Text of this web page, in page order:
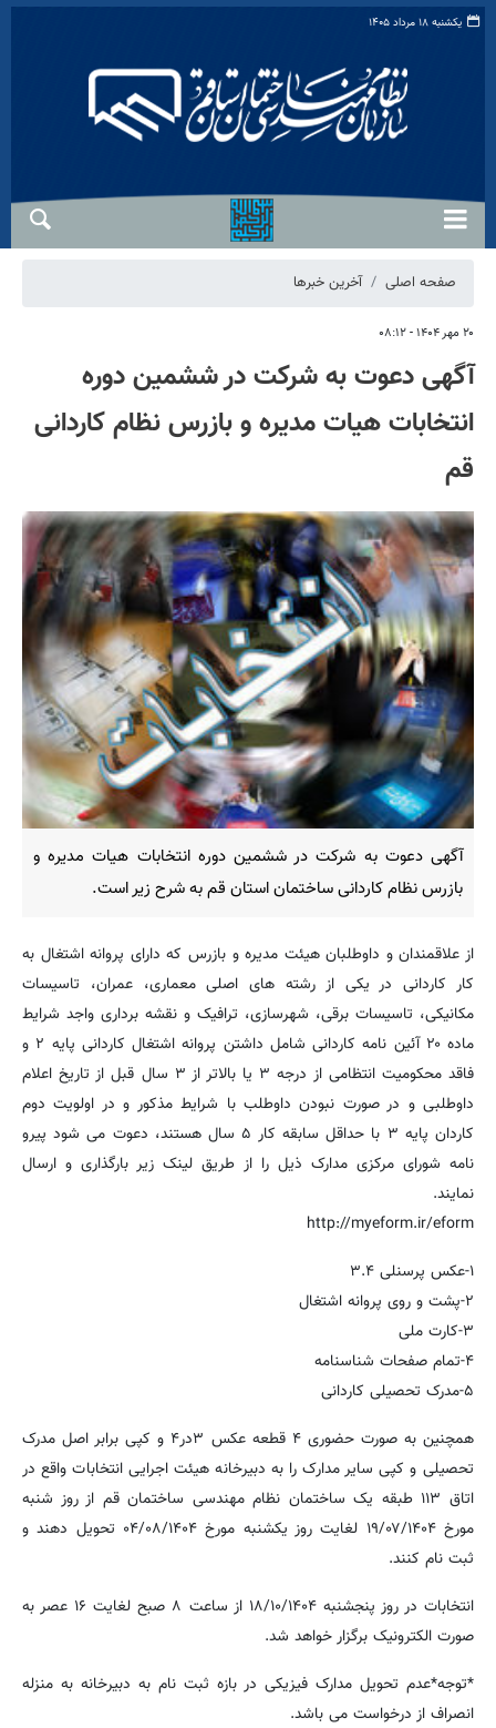
یکشنبه ۱۸ مرداد ۱۴۰۵
صفحه اصلی آخرین خبرها
۲۰ مهر ۱۴۰۴ - ۰۸:۱۲
آگهی دعوت به شرکت در ششمین دوره
انتخابات هیات مدیره و بازرس نظام کاردانی
قم
آگهی دعوت به شرکت در ششمین دوره انتخابات هیات مدیره و
بازرس نظام کاردانی ساختمان استان قم به شرح زیر است.
از علاقمندان و داوطلبان هیئت مدیره و بازرس که دارای پروانه اشتغال به
کار کاردانی در یکی از رشته های اصلی معماری، عمران، تاسیسات
مکانیکی، تاسیسات برقی، شهرسازی، ترافیک و نقشه برداری واجد شرایط
ماده ۲۰ آئین نامه کاردانی شامل داشتن پروانه اشتغال کاردانی پایه ۲ و
فاقد محکومیت انتظامی از درجه ۳ یا بالاتر از ۳ سال قبل از تاریخ اعلام
داوطلبی و در صورت نبودن داوطلب با شرایط مذکور و در اولویت دوم
کاردان پایه ۳ با حداقل سابقه کار ۵ سال هستند، دعوت می شود پیرو
نامه شورای مرکزی مدارک ذیل را از طریق لینک زیر بارگذاری و ارسال
نمایند.
http://myeform.ir/eform
۱-عکس پرسنلی ۳.۴
۲-پشت و روی پروانه اشتغال
۳-کارت ملی
۴-تمام صفحات شناسنامه
۵-مدرک تحصیلی کاردانی
همچنین به صورت حضوری ۴ قطعه عکس ۳در۴ و کپی برابر اصل مدرک
تحصیلی و کپی سایر مدارک را به دبیرخانه هیئت اجرایی انتخابات واقع در
اتاق ۱۱۳ طبقه یک ساختمان نظام مهندسی ساختمان قم از روز شنبه
مورخ ۱۹/۰۷/۱۴۰۴ لغایت روز یکشنبه مورخ ۰۴/۰۸/۱۴۰۴ تحویل دهند و
ثبت نام کنند.
انتخابات در روز پنجشنبه ۱۸/۱۰/۱۴۰۴ از ساعت ۸ صبح لغایت ۱۶ عصر به
صورت الکترونیک برگزار خواهد شد.
*توجه*عدم تحویل مدارک فیزیکی در بازه ثبت نام به دبیرخانه به منزله
انصراف از درخواست می باشد.